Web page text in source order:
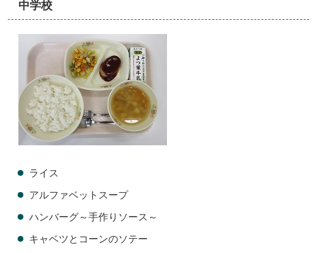
中学校
ライス
アルファベットスープ
ハンバーグ～手作りソース～
キャベツとコーンのソテー